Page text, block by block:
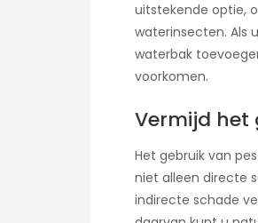
uitstekende optie,
waterinsecten. Als
waterbak
voorkomen.
Vermijd het
Het gebruik van
niet alleen directe
indirecte schade